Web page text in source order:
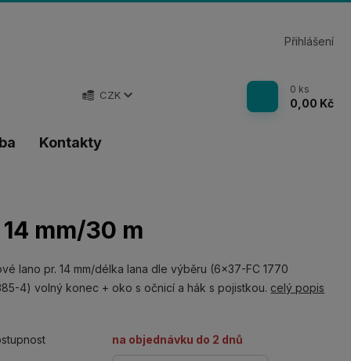
Kontakty
CZK
Přihlášení
0 ks
0,00 Kč
mm/30 m
lano pr. 14 mm/délka lana dle výběru (6x37-FC 1770
4) volný konec + oko s očnicí a hák s pojistkou. celý popis
na objednávku do 2 dnů